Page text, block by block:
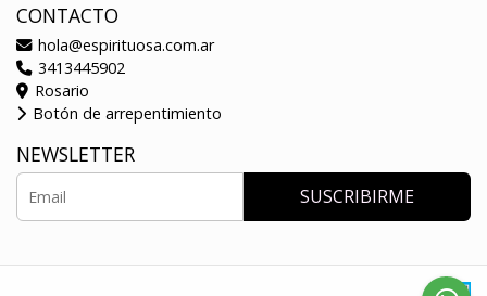
CONTACTO
hola@espirituosa.com.ar
3413445902
Rosario
Botón de arrepentimiento
NEWSLETTER
SUSCRIBIRME